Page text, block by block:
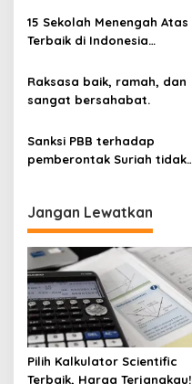
o
15 Sekolah Menengah Atas
Terbaik di Indonesia
Raksasa baik, ramah, dan
sangat bersahabat.
Sanksi PBB terhadap
pemberontak Suriah tidak
Jangan Lewatkan
Pilih Kalkulator Scientific
Terbaik, Harga Terjangkau!